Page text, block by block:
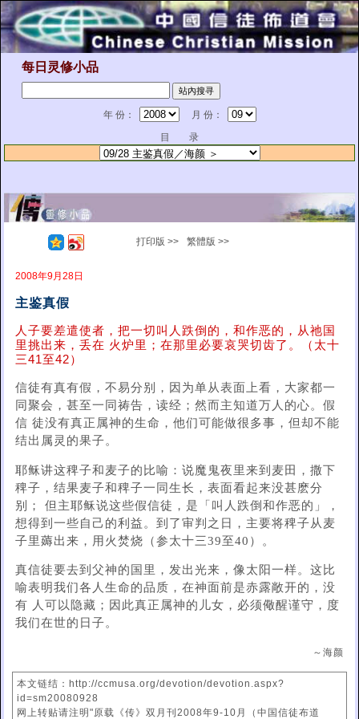
每日灵修小品
年 份：
月 份：
目 录
打印版 >> 繁體版 >>
2008年9月28日
主鉴真假
人子要差遣使者，把一切叫人跌倒的，和作恶的，从祂国
里挑出来，丢在 火炉里；在那里必要哀哭切齿了。（太十
三41至42）
信徒有真有假，不易分别，因为单从表面上看，大家都一
同聚会，甚至一同祷告，读经；然而主知道万人的心。假
信 徒没有真正属神的生命，他们可能做很多事，但却不能
结出属灵的果子。
耶稣讲这稗子和麦子的比喻：说魔鬼夜里来到麦田，撒下
稗子，结果麦子和稗子一同生长，表面看起来没甚麽分
别； 但主耶稣说这些假信徒，是「叫人跌倒和作恶的」，
想得到一些自己的利益。到了审判之日，主要将稗子从麦
子里薅出来，用火焚烧（参太十三39至40）。
真信徒要去到父神的国里，发出光来，像太阳一样。这比
喻表明我们各人生命的品质，在神面前是赤露敞开的，没
有 人可以隐藏；因此真正属神的儿女，必须儆醒谨守，度
我们在世的日子。
～海颜
本文链结：http://ccmusa.org/devotion/devotion.aspx?
id=sm20080928
网上转贴请注明"原载《传》双月刊2008年9-10月（中国信徒布道